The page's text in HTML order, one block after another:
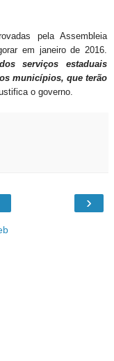
pela Assembleia
em janeiro de 2016.
serviços estaduais
municípios, que terão
o governo.
›